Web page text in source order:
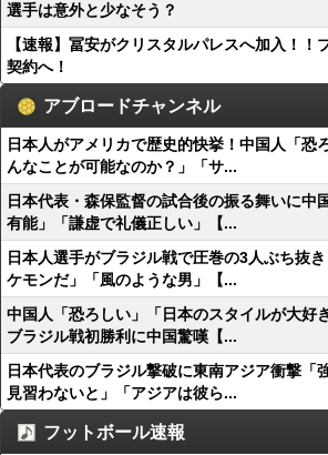
選手は意外と少なそう？
【速報】冨安がクリスタルパレスへ加入！！
契約へ！
アブロードチャンネル
日本人がアメリカで歴史的快挙！中国人「恐
んなことが可能なのか？」「サ...
日本代表・森保監督の試合後の振る舞いに中
有能」「謙虚で礼儀正しい」【...
日本人選手がブラジル戦で圧巻の3人ぶち抜
ケモンだ」「風のような男」【...
中国人「恐ろしい」「日本のスタイルが大好
ブラジル戦初勝利に中国驚嘆【...
日本代表のブラジル撃破に東南アジア衝撃「
見習わないと」「アジアは彼ら...
フットボール速報